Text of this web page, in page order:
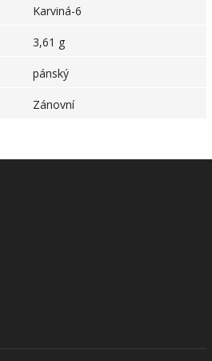
Karviná-6
3,61 g
pánský
Zánovní